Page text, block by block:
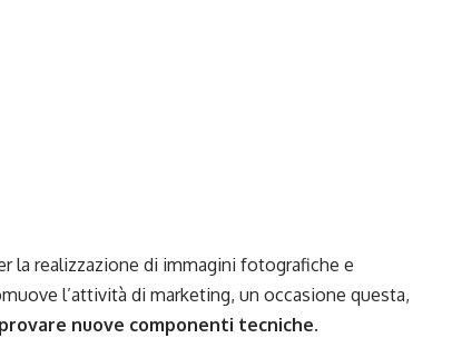
la realizzazione di immagini fotografiche e
l’attività di marketing, un occasione questa,
nuove componenti tecniche.